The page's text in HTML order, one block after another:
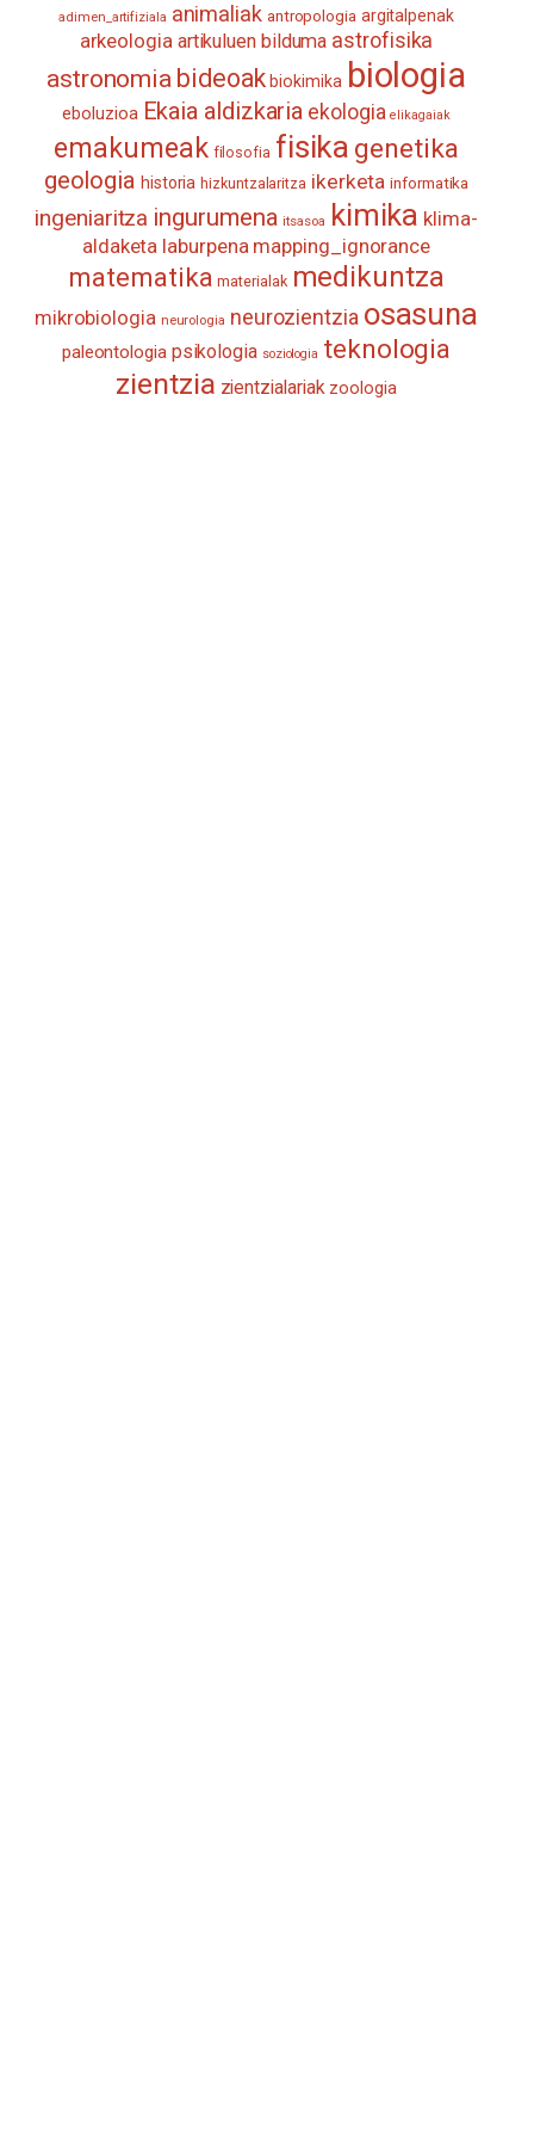
adimen_artifiziala animaliak antropologia argitalpenak
arkeologia artikuluen bilduma astrofisika
astronomia bideoak biokimika biologia
eboluzioa Ekaia aldizkaria ekologia elikagaiak
emakumeak filosofia fisika genetika
geologia historia hizkuntzalaritza ikerketa informatika
ingeniaritza ingurumena itsasoa kimika klima-
aldaketa laburpena mapping_ignorance
matematika materialak medikuntza
mikrobiologia neurologia neurozientzia osasuna
paleontologia psikologia soziologia teknologia
zientzia zientzialariak zoologia